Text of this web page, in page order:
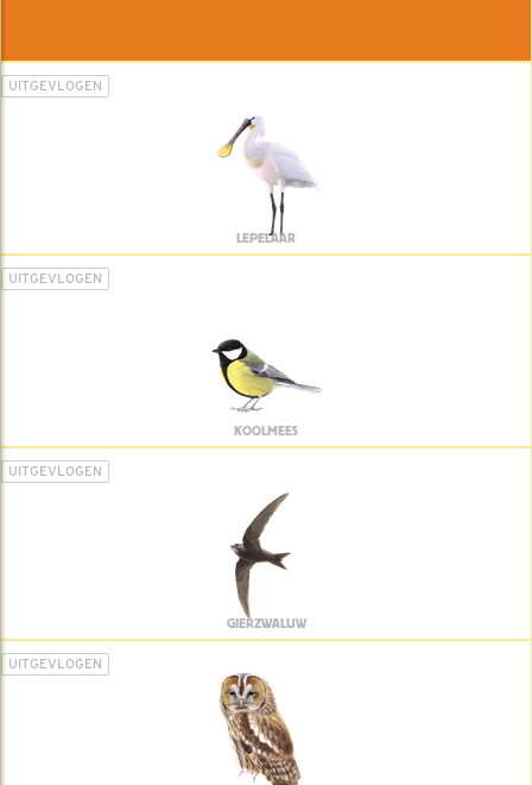
UITGEVLOGEN
LEPELAAR
UITGEVLOGEN
KOOLMEES
UITGEVLOGEN
GIERZWALUW
UITGEVLOGEN